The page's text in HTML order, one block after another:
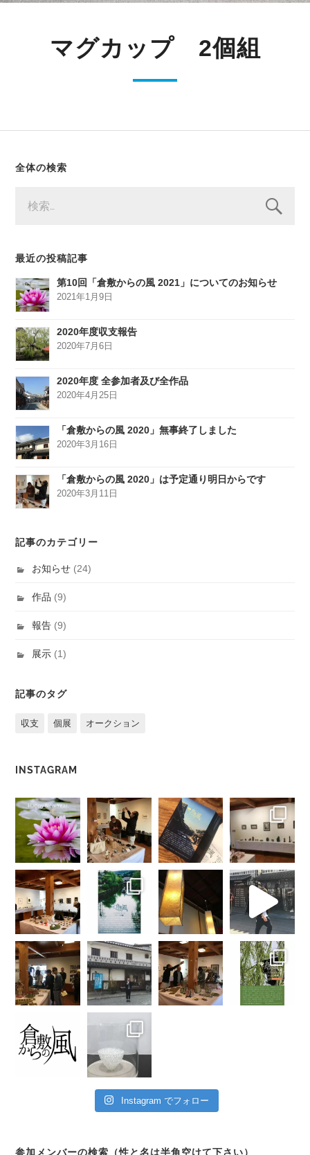
マグカップ 2個組
全体の検索
索:
最近の投稿記事
第10回「倉敷からの風 2021」についてのお知らせ
2021年1月9日
2020年度収支報告
2020年7月6日
2020年度 全参加者及び全作品
2020年4月25日
「倉敷からの風 2020」無事終了しました
2020年3月16日
「倉敷からの風 2020」は予定通り明日からです
2020年3月11日
記事のカテゴリー
お知らせ (24)
作品 (9)
報告 (9)
展示 (1)
記事のタグ
収支 個展 オークション
INSTAGRAM
Instagram でフォロー
参加メンバーの検索（性と名は半角空けて下さい）